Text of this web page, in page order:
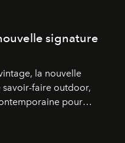
signature
la nouvelle
faire outdoor,
pour